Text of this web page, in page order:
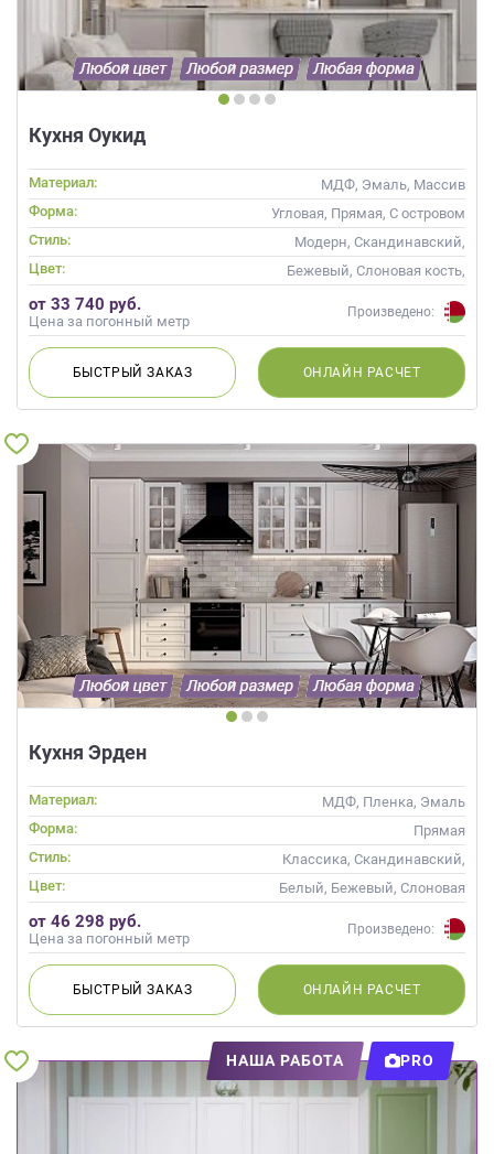
Кухня Оукид
Материал:
МДФ, Эмаль, Массив
Форма:
Угловая, Прямая, С островом
Стиль:
Модерн, Скандинавский,
Неоклассика, Современные
Цвет:
Бежевый, Слоновая кость,
Кремовый, Коричневый,
Капучино
от 33 740 руб.
Цена за погонный метр
Произведено:
БЫСТРЫЙЗАКАЗ ОНЛАЙН РАСЧЕТ
Кухня Эрден
Материал:
МДФ, Пленка, Эмаль
Форма:
Прямая
Стиль:
Классика, Скандинавский,
Неоклассика
Цвет:
Белый, Бежевый, Слоновая
кость, Кремовый
от 46 298 руб.
Цена за погонный метр
Произведено:
БЫСТРЫЙЗАКАЗ ОНЛАЙН РАСЧЕТ
НАША РАБОТА PRO